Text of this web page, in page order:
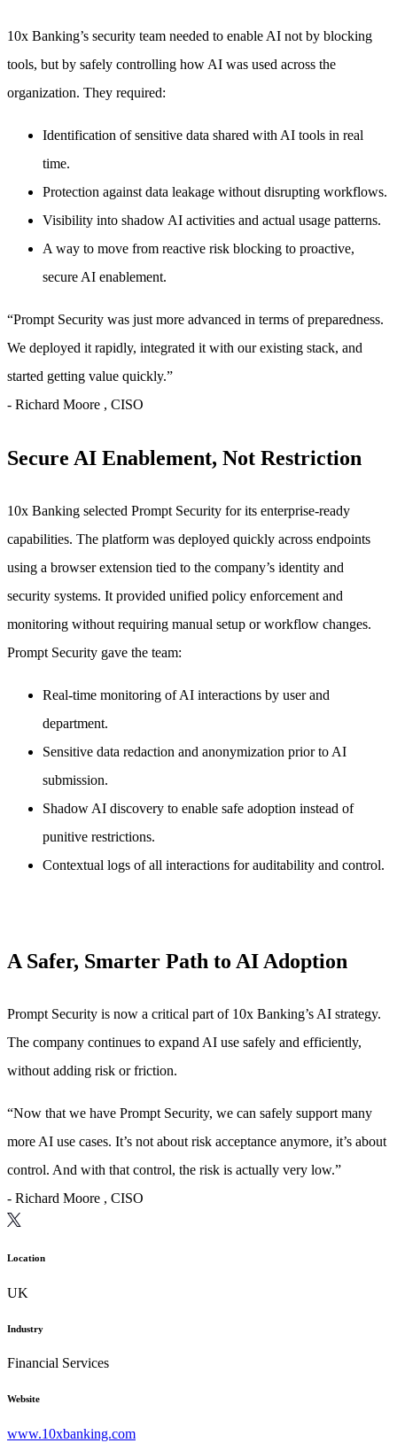
10x Banking’s security team needed to enable AI not by blocking
tools, but by safely controlling how AI was used across the
organization. They required:
Identification of sensitive data shared with AI tools in real
time.
Protection against data leakage without disrupting workflows.
Visibility into shadow AI activities and actual usage patterns.
A way to move from reactive risk blocking to proactive,
secure AI enablement.
“Prompt Security was just more advanced in terms of preparedness.
We deployed it rapidly, integrated it with our existing stack, and
started getting value quickly.”
- Richard Moore , CISO
Secure AI Enablement, Not Restriction
10x Banking selected Prompt Security for its enterprise-ready
capabilities. The platform was deployed quickly across endpoints
using a browser extension tied to the company’s identity and
security systems. It provided unified policy enforcement and
monitoring without requiring manual setup or workflow changes.
Prompt Security gave the team:
Real-time monitoring of AI interactions by user and
department.
Sensitive data redaction and anonymization prior to AI
submission.
Shadow AI discovery to enable safe adoption instead of
punitive restrictions.
Contextual logs of all interactions for auditability and control.
A Safer, Smarter Path to AI Adoption
Prompt Security is now a critical part of 10x Banking’s AI strategy.
The company continues to expand AI use safely and efficiently,
without adding risk or friction.
“Now that we have Prompt Security, we can safely support many
more AI use cases. It’s not about risk acceptance anymore, it’s about
control. And with that control, the risk is actually very low.”
- Richard Moore , CISO
Location
UK
Industry
Financial Services
Website
www.10xbanking.com